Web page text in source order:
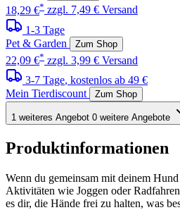
18,29 €* zzgl. 7,49 € Versand
1-3 Tage
Pet & Garden
Zum Shop
22,09 €* zzgl. 3,99 € Versand
3-7 Tage, kostenlos ab 49 €
Mein Tierdiscount
Zum Shop
1 weiteres Angebot 0 weitere Angebote
Produktinformationen
Wenn du gemeinsam mit deinem
Aktivitäten wie Joggen oder
es dir, die Hände frei zu halten, was